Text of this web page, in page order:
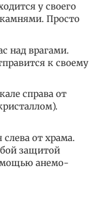
у своего
Просто
над врагами.
к своему
справа от
от храма.
защитой
анемо-